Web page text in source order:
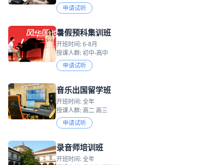
申请试听
暑假预科集训班
开班时间: 6-8月
授课人群: 初中-高中
申请试听
音乐出国留学班
开班时间: 全年
授课人群: 高二 高三
申请试听
录音师培训班
开班时间: 全年